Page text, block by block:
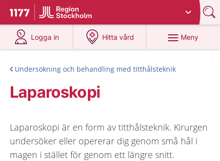
Till startsidan för 1177
Du har valt region
Logga in
på 1177.se
Hitta vård
på 1177.se
Meny
Undersökning och behandling med titthålsteknik
Laparoskopi
Laparoskopi är en form av titthålsteknik. Kirurgen
undersöker eller opererar dig genom små hål i
magen i stället för genom ett längre snitt.